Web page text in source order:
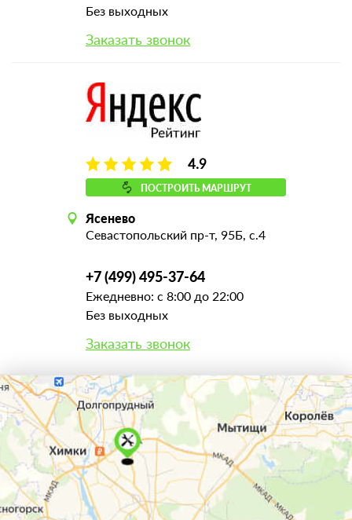
Без выходных
Заказать звонок
4.9
ПОСТРОИТЬ МАРШРУТ
Ясенево
Севастопольский пр-т, 95Б, с.4
+7 (499) 495-37-64
Ежедневно: с 8:00 до 22:00
Без выходных
Заказать звонок